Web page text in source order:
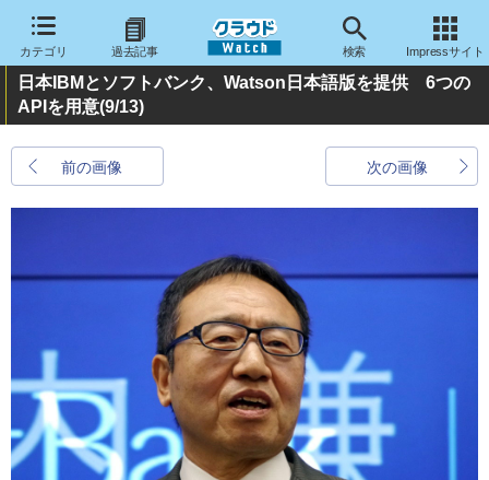
カテゴリ 過去記事 検索 Impressサイト
日本IBMとソフトバンク、Watson日本語版を提供 6つの
APIを用意(9/13)
前の画像 次の画像